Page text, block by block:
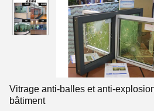
Vitrage anti-balles et anti-
bâtiment